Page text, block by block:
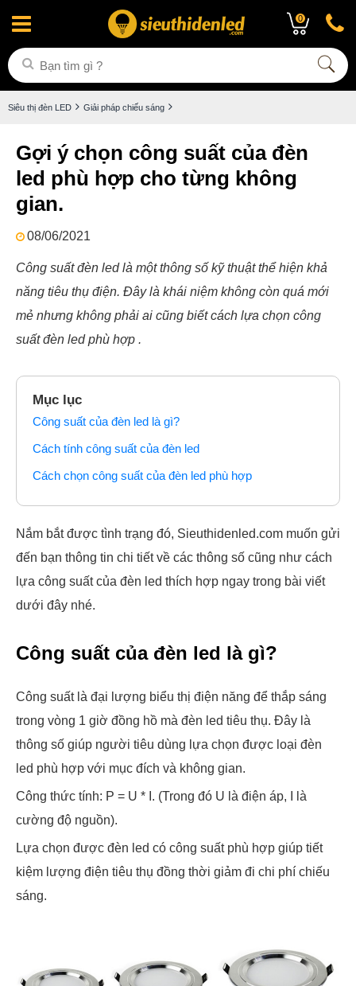
0
Siêu thị đèn LED Giải pháp chiếu sáng
Gợi ý chọn công suất của đèn
led phù hợp cho từng không
gian.
08/06/2021
Công suất đèn led là một thông số kỹ thuật thể hiện khả
năng tiêu thụ điện. Đây là khái niệm không còn quá mới
mẻ nhưng không phải ai cũng biết cách lựa chọn công
suất đèn led phù hợp .
Mục lục
Công suất của đèn led là gì?
Cách tính công suất của đèn led
Cách chọn công suất của đèn led phù hợp
Nắm bắt được tình trạng đó, Sieuthidenled.com muốn gửi
đến bạn thông tin chi tiết về các thông số cũng như cách
lựa công suất của đèn led thích hợp ngay trong bài viết
dưới đây nhé.
Công suất của đèn led là gì?
Công suất là đại lượng biểu thị điện năng để thắp sáng
trong vòng 1 giờ đồng hồ mà đèn led tiêu thụ. Đây là
thông số giúp người tiêu dùng lựa chọn được loại đèn
led phù hợp với mục đích và không gian.
Công thức tính: P = U * I. (Trong đó U là điện áp, I là
cường độ nguồn).
Lựa chọn được đèn led có công suất phù hợp giúp tiết
kiệm lượng điện tiêu thụ đồng thời giảm đi chi phí chiếu
sáng.